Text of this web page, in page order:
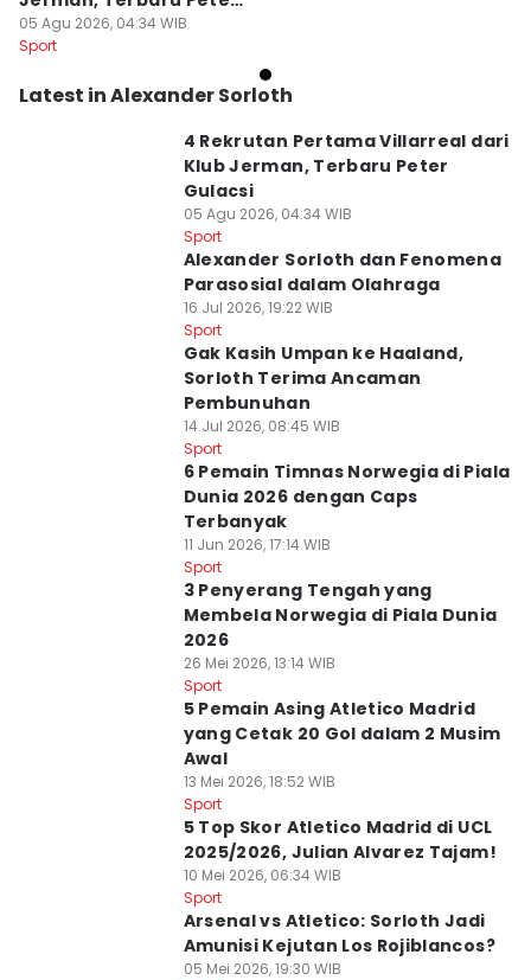
Gulacsi
05 Agu 2026, 04:34 WIB
Sport
Latest in Alexander Sorloth
4 Rekrutan Pertama Villarreal dari
Klub Jerman, Terbaru Peter
Gulacsi
05 Agu 2026, 04:34 WIB
Sport
Alexander Sorloth dan Fenomena
Parasosial dalam Olahraga
16 Jul 2026, 19:22 WIB
Sport
Gak Kasih Umpan ke Haaland,
Sorloth Terima Ancaman
Pembunuhan
14 Jul 2026, 08:45 WIB
Sport
6 Pemain Timnas Norwegia di Piala
Dunia 2026 dengan Caps
Terbanyak
11 Jun 2026, 17:14 WIB
Sport
3 Penyerang Tengah yang
Membela Norwegia di Piala Dunia
2026
26 Mei 2026, 13:14 WIB
Sport
5 Pemain Asing Atletico Madrid
yang Cetak 20 Gol dalam 2 Musim
Awal
13 Mei 2026, 18:52 WIB
Sport
5 Top Skor Atletico Madrid di UCL
2025/2026, Julian Alvarez Tajam!
10 Mei 2026, 06:34 WIB
Sport
Arsenal vs Atletico: Sorloth Jadi
Amunisi Kejutan Los Rojiblancos?
05 Mei 2026, 19:30 WIB